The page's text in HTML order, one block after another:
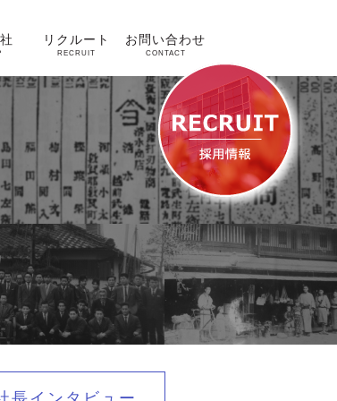
リクルート
RECRUIT
お問い合わせ
CONTACT